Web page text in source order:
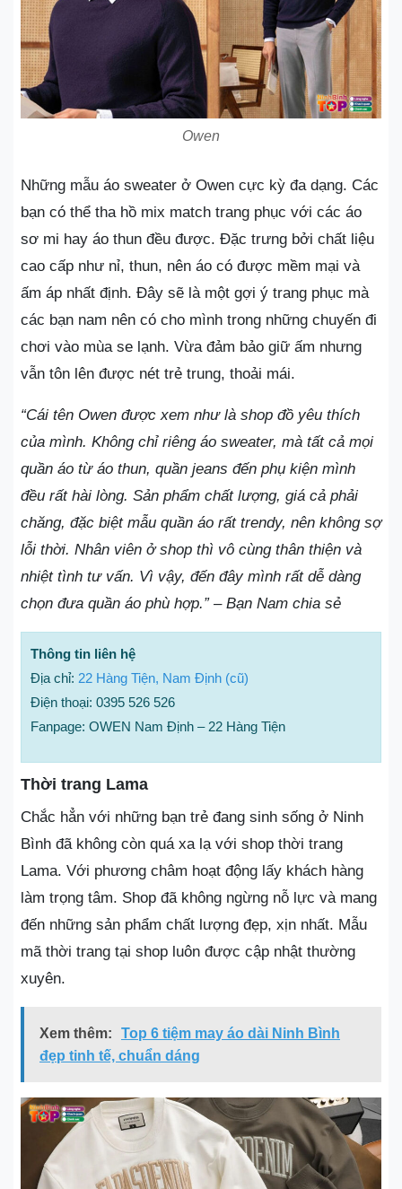
Owen
Những mẫu áo sweater ở Owen cực kỳ đa dạng. Các
bạn có thể tha hồ mix match trang phục với các áo
sơ mi hay áo thun đều được. Đặc trưng bởi chất liệu
cao cấp như nỉ, thun, nên áo có được mềm mại và
ấm áp nhất định. Đây sẽ là một gợi ý trang phục mà
các bạn nam nên có cho mình trong những chuyến đi
chơi vào mùa se lạnh. Vừa đảm bảo giữ ấm nhưng
vẫn tôn lên được nét trẻ trung, thoải mái.
“Cái tên Owen được xem như là shop đồ yêu thích
của mình. Không chỉ riêng áo sweater, mà tất cả mọi
quần áo từ áo thun, quần jeans đến phụ kiện mình
đều rất hài lòng. Sản phẩm chất lượng, giá cả phải
chăng, đặc biệt mẫu quần áo rất trendy, nên không sợ
lỗi thời. Nhân viên ở shop thì vô cùng thân thiện và
nhiệt tình tư vấn. Vì vậy, đến đây mình rất dễ dàng
chọn đưa quần áo phù hợp.” – Bạn Nam chia sẻ
Thông tin liên hệ
Địa chỉ: 22 Hàng Tiện, Nam Định (cũ)
Điện thoại: 0395 526 526
Fanpage: OWEN Nam Định – 22 Hàng Tiện
Thời trang Lama
Chắc hẳn với những bạn trẻ đang sinh sống ở Ninh
Bình đã không còn quá xa lạ với shop thời trang
Lama. Với phương châm hoạt động lấy khách hàng
làm trọng tâm. Shop đã không ngừng nỗ lực và mang
đến những sản phẩm chất lượng đẹp, xịn nhất. Mẫu
mã thời trang tại shop luôn được cập nhật thường
xuyên.
Xem thêm:
Top 6 tiệm may áo dài Ninh Bình
đẹp tinh tế, chuẩn dáng